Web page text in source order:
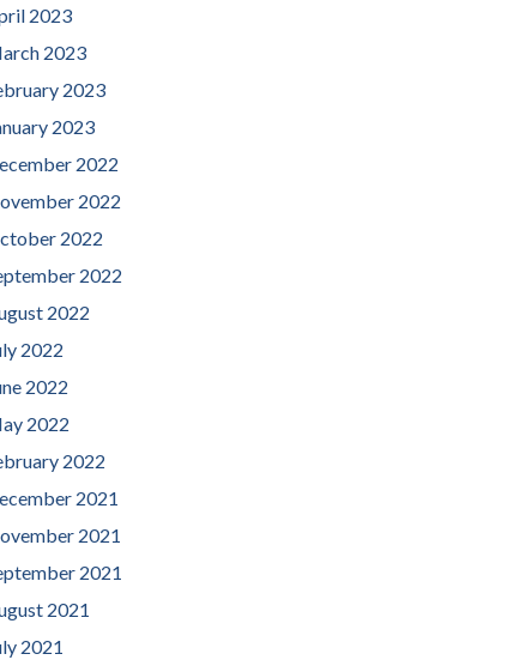
2023
2023
2023
2023
2022
2022
2022
2022
2022
2022
2022
2022
2022
2021
2021
2021
2021
2021